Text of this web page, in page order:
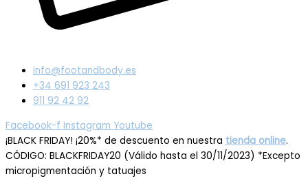
info@footandbody.es
+34 691 923 243
911 92 42 92
Facebook-f Instagram Youtube
¡BLACK FRIDAY! ¡20%* de descuento en nuestra tienda online.
CÓDIGO: BLACKFRIDAY20 (Válido hasta el 30/11/2023) *Excepto
micropigmentación y tatuajes